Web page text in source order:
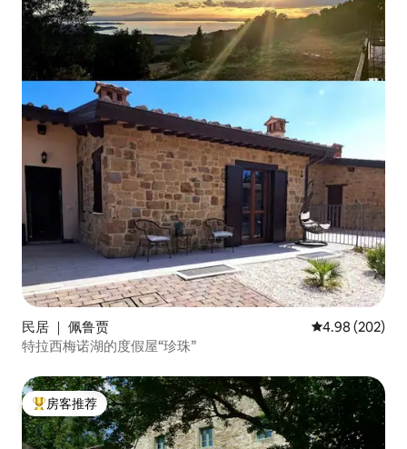
民居 ｜ 佩鲁贾 平均评分 4.98
4.98 (202)
特拉西梅诺湖的度假屋“珍珠”
热门「房客推荐」
房客推荐